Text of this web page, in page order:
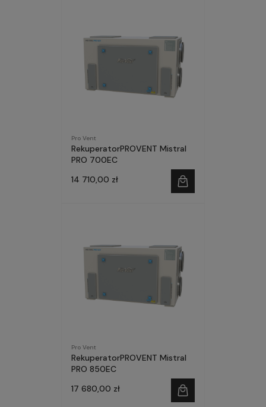
Pro Vent
RekuperatorPROVENT Mistral
PRO 700EC
14 710,00 zł
Pro Vent
RekuperatorPROVENT Mistral
PRO 850EC
17 680,00 zł